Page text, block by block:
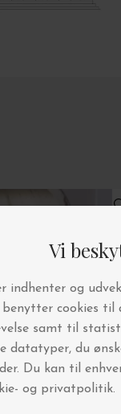
ordre!
nyhedsbrev
lagersalg og events
uge
varer.